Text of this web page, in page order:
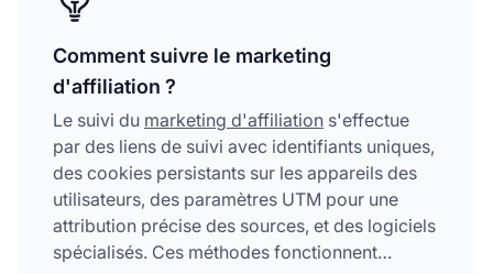
Comment suivre le marketing
d'affiliation ?
Le suivi du marketing d'affiliation s'effectue
par des liens de suivi avec identifiants uniques,
des cookies persistants sur les appareils des
utilisateurs, des paramètres UTM pour une
attribution précise des sources, et des logiciels
spécialisés. Ces méthodes fonctionnent